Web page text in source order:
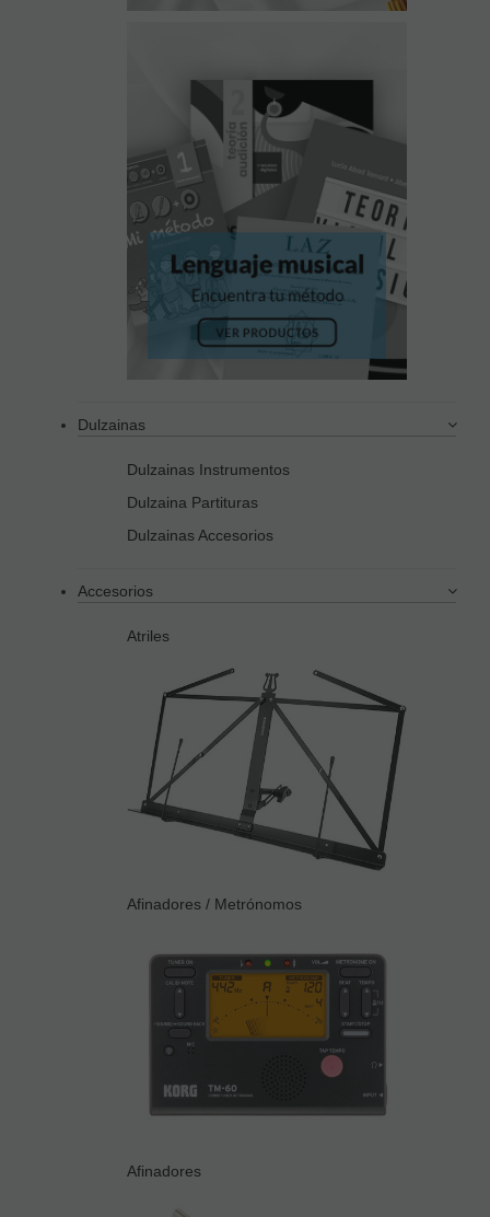
Dulzainas
Dulzainas Instrumentos
Dulzaina Partituras
Dulzainas Accesorios
Accesorios
Atriles
Afinadores / Metrónomos
Afinadores